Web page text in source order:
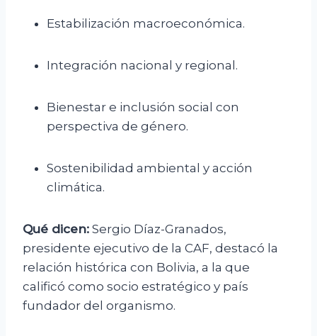
Estabilización macroeconómica.
Integración nacional y regional.
Bienestar e inclusión social con
perspectiva de género.
Sostenibilidad ambiental y acción
climática.
Qué dicen: Sergio Díaz-Granados,
presidente ejecutivo de la CAF, destacó la
relación histórica con Bolivia, a la que
calificó como socio estratégico y país
fundador del organismo.